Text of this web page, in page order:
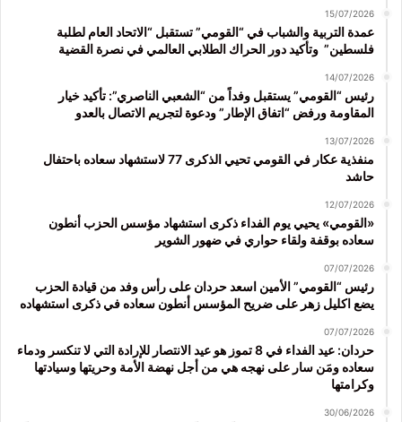
15/07/2026
عمدة التربية والشباب في “القومي” تستقبل “الاتحاد العام لطلبة
فلسطين” وتأكيد دور الحراك الطلابي العالمي في نصرة القضية
14/07/2026
رئيس “القومي” يستقبل وفداً من “الشعبي الناصري”: تأكيد خيار
المقاومة ورفض “اتفاق الإطار” ودعوة لتجريم الاتصال بالعدو
13/07/2026
منفذية عكار في القومي تحيي الذكرى 77 لاستشهاد سعاده باحتفال
حاشد
12/07/2026
«القومي» يحيي يوم الفداء ذكرى استشهاد مؤسس الحزب أنطون
سعاده بوقفة ولقاء حواري في ضهور الشوير
07/07/2026
رئيس “القومي” الأمين اسعد حردان على رأس وفد من قيادة الحزب
يضع اكليل زهر على ضريح المؤسس أنطون سعاده في ذكرى استشهاده
07/07/2026
حردان: عيد الفداء في 8 تموز هو عيد الانتصار للإرادة التي لا تنكسر ودماء
سعاده ومَن سار على نهجه هي من أجل نهضة الأمة وحريتها وسيادتها
وكرامتها
30/06/2026